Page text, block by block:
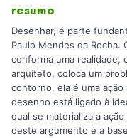
resumo
Desenhar, é parte
Paulo Mendes da Rocha.
conforma uma realidade,
arquiteto, coloca um
contorno, ela é uma
desenho está ligado à
qual se materializa a
deste argumento é a